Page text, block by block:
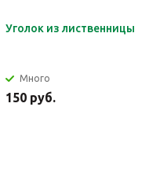
Уголок из лиственницы
Много
150 руб.